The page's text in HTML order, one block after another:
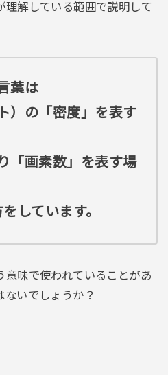
理解している範囲で説明して
葉は
）の「密度」を表す
「画素数」を表す場
しています。
意味で使われていることがあ
ないでしょうか？